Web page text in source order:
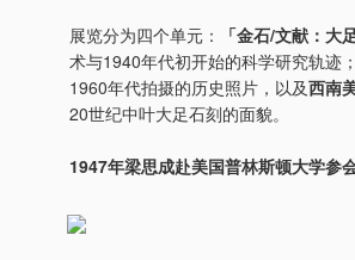
展览分为四个单元： 「金石/文献：大
术与1940年代初开始的科学研究轨迹；
1960年代拍摄的历史照片，以及西南
20世纪中叶大足石刻的面貌。
1947年梁思成赴美国普林斯顿大学参